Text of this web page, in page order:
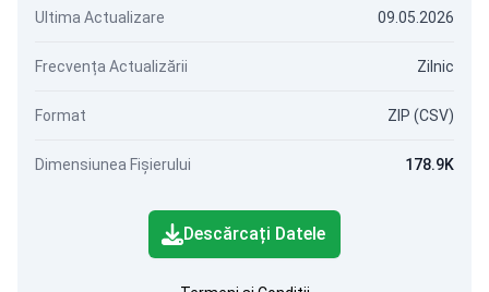
Ultima Actualizare 09.05.2026
Frecvența Actualizării Zilnic
Format ZIP (CSV)
Dimensiunea Fișierului 178.9K
Descărcați Datele